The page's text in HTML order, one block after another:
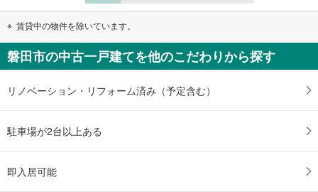
賃貸中の物件を除いています。
磐田市の中古一戸建てを他のこだわりから探す
リノベーション・リフォーム済み（予定含む）
駐車場が2台以上ある
即入居可能